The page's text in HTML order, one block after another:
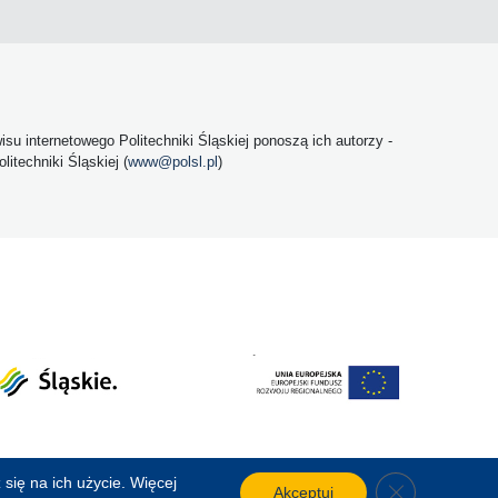
internetowego Politechniki Śląskiej ponoszą ich autorzy -
Śląskiej (www@polsl.pl )
na ich użycie. Więcej
Akceptuj Close GDPR